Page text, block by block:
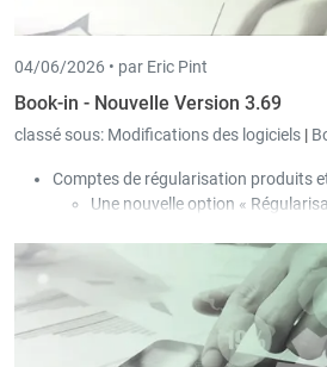
04/06/2026 • par Eric Pint
Book-in - Nouvelle Version 3.69
classé sous: Modifications des logiciels |
Comptes de régularisation produits
Une nouvelle option «
Une nouvelle option « Créer
facture » a été ajoutée dans
Dans l’écran des factures
nouvelle impression « Liste
été ajoutée ; la liste s’ouvre